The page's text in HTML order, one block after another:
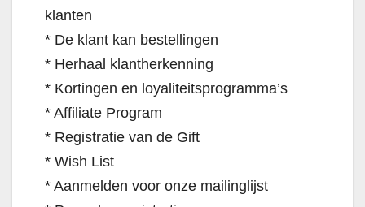
klanten
* De klant kan bestellingen
* Herhaal klantherkenning
* Kortingen en loyaliteitsprogramma’s
* Affiliate Program
* Registratie van de Gift
* Wish List
* Aanmelden voor onze mailinglijst